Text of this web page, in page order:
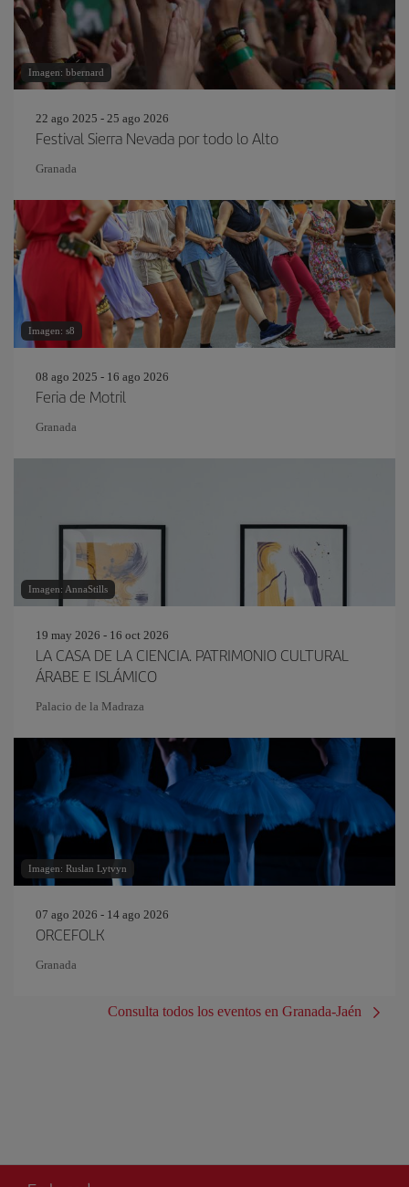
Imagen: bbernard
22 ago 2025 - 25 ago 2026
Festival Sierra Nevada por todo lo Alto
Granada
Imagen: s8
08 ago 2025 - 16 ago 2026
Feria de Motril
Granada
Imagen: AnnaStills
19 may 2026 - 16 oct 2026
LA CASA DE LA CIENCIA. PATRIMONIO CULTURAL
ÁRABE E ISLÁMICO
Palacio de la Madraza
Imagen: Ruslan Lytvyn
07 ago 2026 - 14 ago 2026
ORCEFOLK
Granada
Consulta todos los eventos en Granada-Jaén